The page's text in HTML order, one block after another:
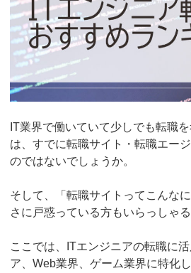
IT業界で働いていて少しでも転職
は、すでに転職サイト・転職エー
のではないでしょうか。
そして、「転職サイトってこんな
さに戸惑っている方もいらっしゃ
ここでは、ITエンジニアの転職に
ア、Web業界、ゲーム業界に特化